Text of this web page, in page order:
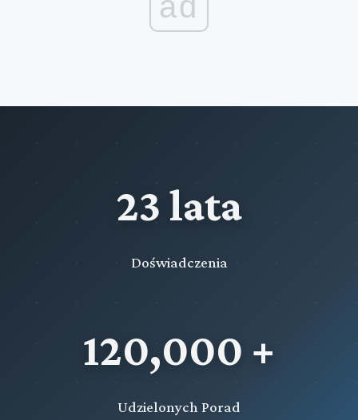
23 lata
Doświadczenia
120,000 +
Udzielonych Porad